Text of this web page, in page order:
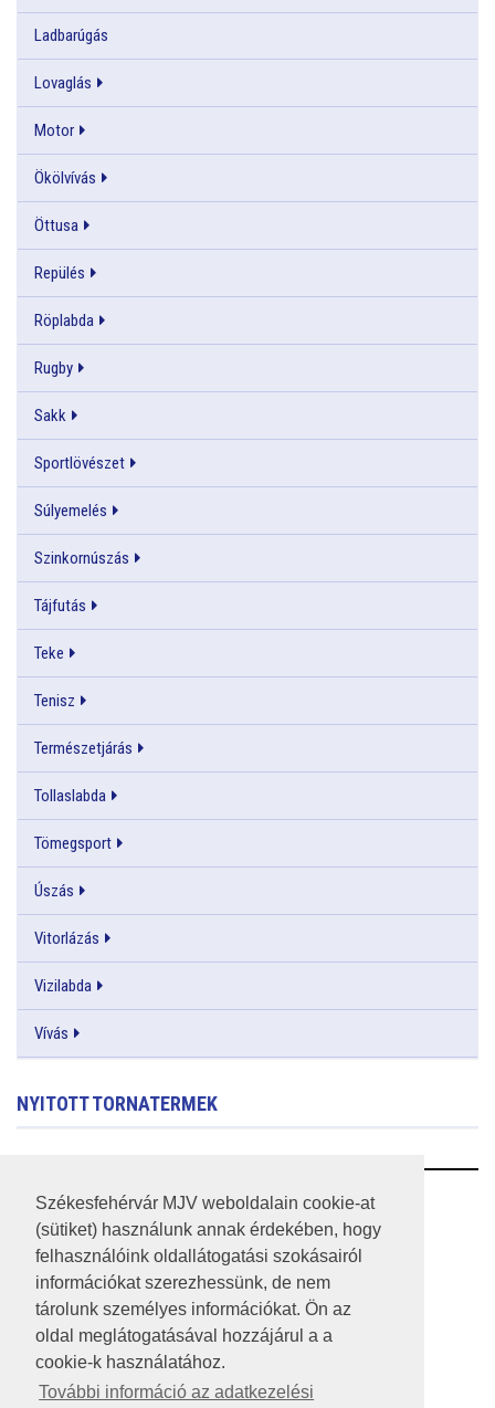
Székesfehérvár MJV weboldalain cookie-at
(sütiket) használunk annak érdekében, hogy
felhasználóink oldallátogatási szokásairól
információkat szerezhessünk, de nem
tárolunk személyes információkat. Ön az
oldal meglátogatásával hozzájárul a a
cookie-k használatához.
További információ az adatkezelési
Ladbarúgás
Lovaglás
Motor
Ökölvívás
Öttusa
Repülés
Röplabda
Rugby
Sakk
Sportlövészet
Súlyemelés
Szinkornúszás
Tájfutás
Teke
Tenisz
Természetjárás
Tollaslabda
Tömegsport
Úszás
Vitorlázás
Vizilabda
Vívás
NYITOTT TORNATERMEK
RSS
A HONLAP 2017.03.31-I ÁLLAPOTA
JOGI NYILATKOZAT
IMPRESSZUM